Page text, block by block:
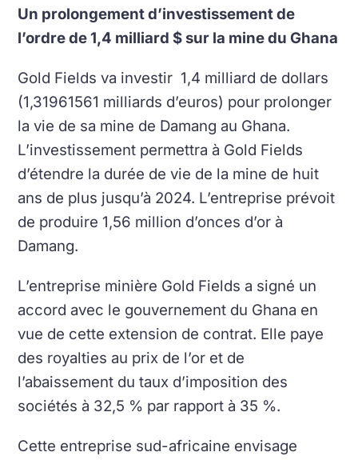
Un prolongement d’investissement de
l’ordre de 1,4 milliard $ sur la mine du Ghana
Gold Fields va investir 1,4 milliard de dollars
(1,31961561 milliards d’euros) pour prolonger
la vie de sa mine de Damang au Ghana.
L’investissement permettra à Gold Fields
d’étendre la durée de vie de la mine de huit
ans de plus jusqu’à 2024. L’entreprise prévoit
de produire 1,56 million d’onces d’or à
Damang.
L’entreprise minière Gold Fields a signé un
accord avec le gouvernement du Ghana en
vue de cette extension de contrat. Elle paye
des royalties au prix de l’or et de
l’abaissement du taux d’imposition des
sociétés à 32,5 % par rapport à 35 %.
Cette entreprise sud-africaine envisage